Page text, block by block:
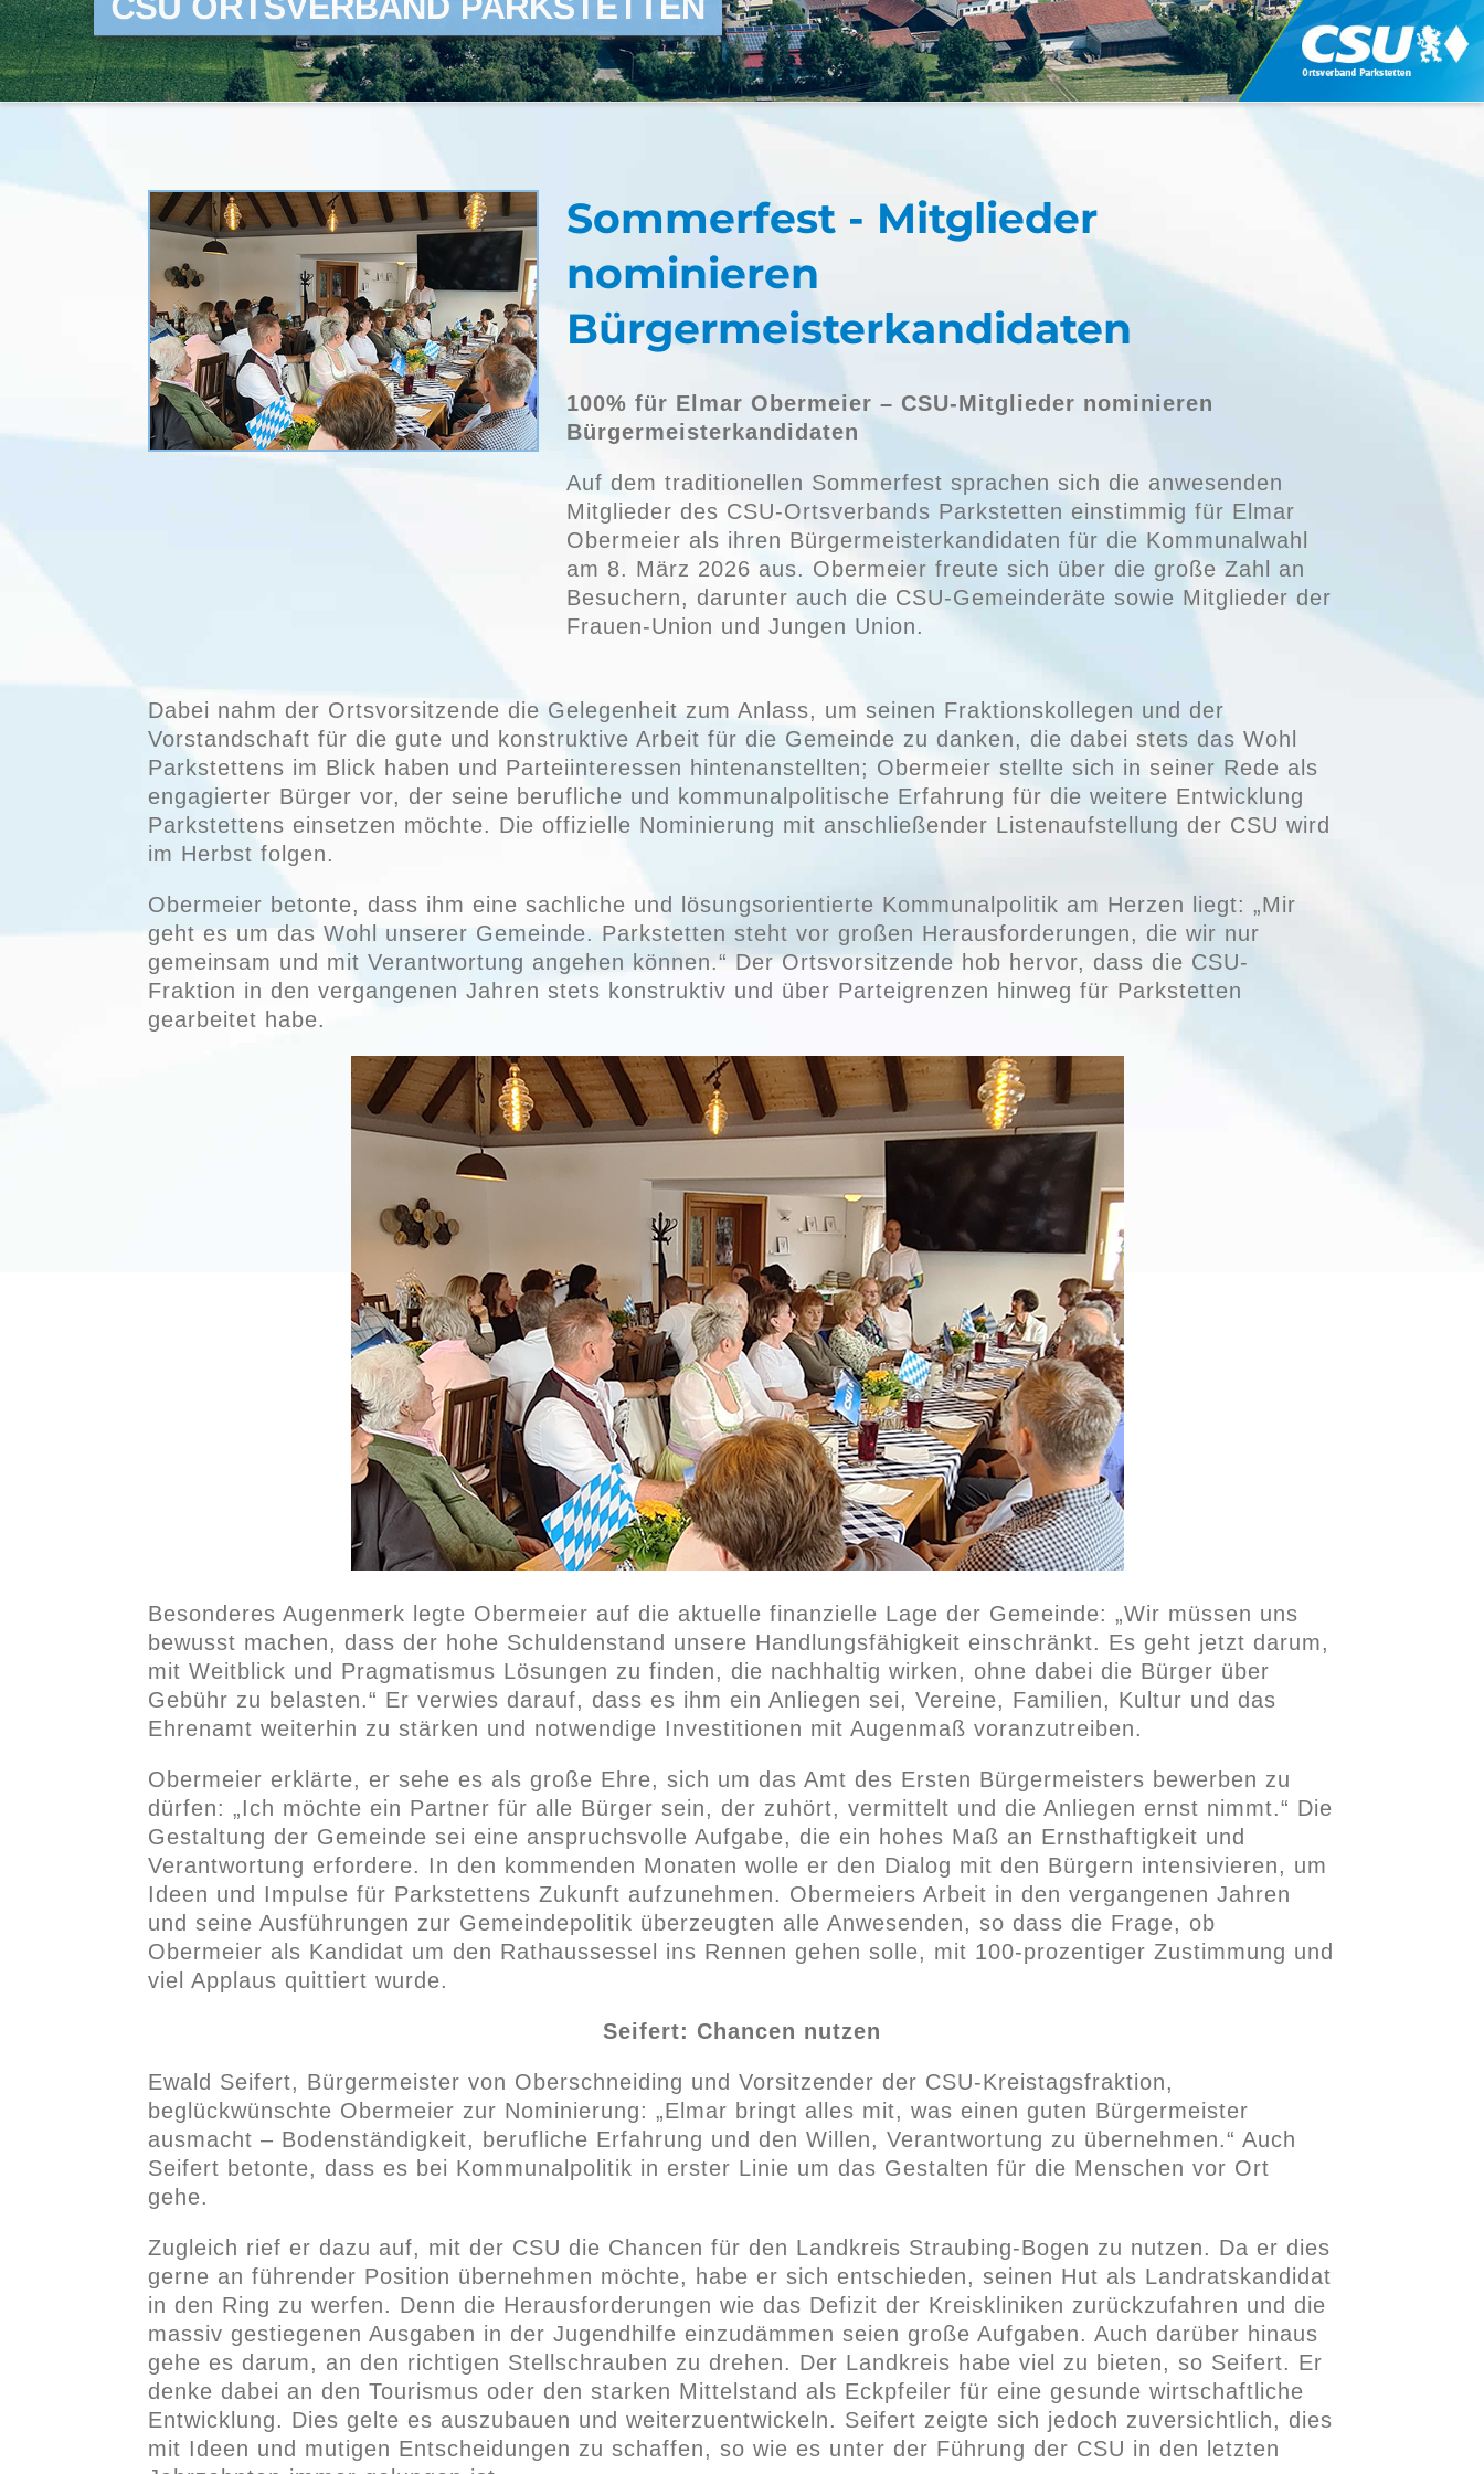
Sommerfest - Mitglieder
nominieren
Bürgermeisterkandidaten
100% für Elmar Obermeier – CSU-Mitglieder nominieren
Bürgermeisterkandidaten
Auf dem traditionellen Sommerfest sprachen sich die anwesenden
Mitglieder des CSU-Ortsverbands Parkstetten einstimmig für Elmar
Obermeier als ihren Bürgermeisterkandidaten für die Kommunalwahl
am 8. März 2026 aus. Obermeier freute sich über die große Zahl an
Besuchern, darunter auch die CSU-Gemeinderäte sowie Mitglieder der
Frauen-Union und Jungen Union.
Dabei nahm der Ortsvorsitzende die Gelegenheit zum Anlass, um seinen Fraktionskollegen und der
Vorstandschaft für die gute und konstruktive Arbeit für die Gemeinde zu danken, die dabei stets das Wohl
Parkstettens im Blick haben und Parteiinteressen hintenanstellten; Obermeier stellte sich in seiner Rede als
engagierter Bürger vor, der seine berufliche und kommunalpolitische Erfahrung für die weitere Entwicklung
Parkstettens einsetzen möchte. Die offizielle Nominierung mit anschließender Listenaufstellung der CSU wird
im Herbst folgen.
Obermeier betonte, dass ihm eine sachliche und lösungsorientierte Kommunalpolitik am Herzen liegt: „Mir
geht es um das Wohl unserer Gemeinde. Parkstetten steht vor großen Herausforderungen, die wir nur
gemeinsam und mit Verantwortung angehen können.“ Der Ortsvorsitzende hob hervor, dass die CSU-
Fraktion in den vergangenen Jahren stets konstruktiv und über Parteigrenzen hinweg für Parkstetten
gearbeitet habe.
Besonderes Augenmerk legte Obermeier auf die aktuelle finanzielle Lage der Gemeinde: „Wir müssen uns
bewusst machen, dass der hohe Schuldenstand unsere Handlungsfähigkeit einschränkt. Es geht jetzt darum,
mit Weitblick und Pragmatismus Lösungen zu finden, die nachhaltig wirken, ohne dabei die Bürger über
Gebühr zu belasten.“ Er verwies darauf, dass es ihm ein Anliegen sei, Vereine, Familien, Kultur und das
Ehrenamt weiterhin zu stärken und notwendige Investitionen mit Augenmaß voranzutreiben.
Obermeier erklärte, er sehe es als große Ehre, sich um das Amt des Ersten Bürgermeisters bewerben zu
dürfen: „Ich möchte ein Partner für alle Bürger sein, der zuhört, vermittelt und die Anliegen ernst nimmt.“ Die
Gestaltung der Gemeinde sei eine anspruchsvolle Aufgabe, die ein hohes Maß an Ernsthaftigkeit und
Verantwortung erfordere. In den kommenden Monaten wolle er den Dialog mit den Bürgern intensivieren, um
Ideen und Impulse für Parkstettens Zukunft aufzunehmen. Obermeiers Arbeit in den vergangenen Jahren
und seine Ausführungen zur Gemeindepolitik überzeugten alle Anwesenden, so dass die Frage, ob
Obermeier als Kandidat um den Rathaussessel ins Rennen gehen solle, mit 100-prozentiger Zustimmung und
viel Applaus quittiert wurde.
Seifert: Chancen nutzen
Ewald Seifert, Bürgermeister von Oberschneiding und Vorsitzender der CSU-Kreistagsfraktion,
beglückwünschte Obermeier zur Nominierung: „Elmar bringt alles mit, was einen guten Bürgermeister
ausmacht – Bodenständigkeit, berufliche Erfahrung und den Willen, Verantwortung zu übernehmen.“ Auch
Seifert betonte, dass es bei Kommunalpolitik in erster Linie um das Gestalten für die Menschen vor Ort
gehe.
Zugleich rief er dazu auf, mit der CSU die Chancen für den Landkreis Straubing-Bogen zu nutzen. Da er dies
gerne an führender Position übernehmen möchte, habe er sich entschieden, seinen Hut als Landratskandidat
in den Ring zu werfen. Denn die Herausforderungen wie das Defizit der Kreiskliniken zurückzufahren und die
massiv gestiegenen Ausgaben in der Jugendhilfe einzudämmen seien große Aufgaben. Auch darüber hinaus
gehe es darum, an den richtigen Stellschrauben zu drehen. Der Landkreis habe viel zu bieten, so Seifert. Er
denke dabei an den Tourismus oder den starken Mittelstand als Eckpfeiler für eine gesunde wirtschaftliche
Entwicklung. Dies gelte es auszubauen und weiterzuentwickeln. Seifert zeigte sich jedoch zuversichtlich, dies
mit Ideen und mutigen Entscheidungen zu schaffen, so wie es unter der Führung der CSU in den letzten